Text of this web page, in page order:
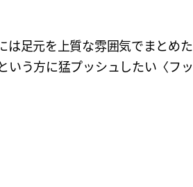
は足元を上質な雰囲気でまとめ
う方に猛プッシュしたい〈フ